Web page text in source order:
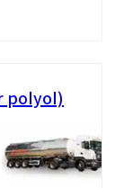
polyol)